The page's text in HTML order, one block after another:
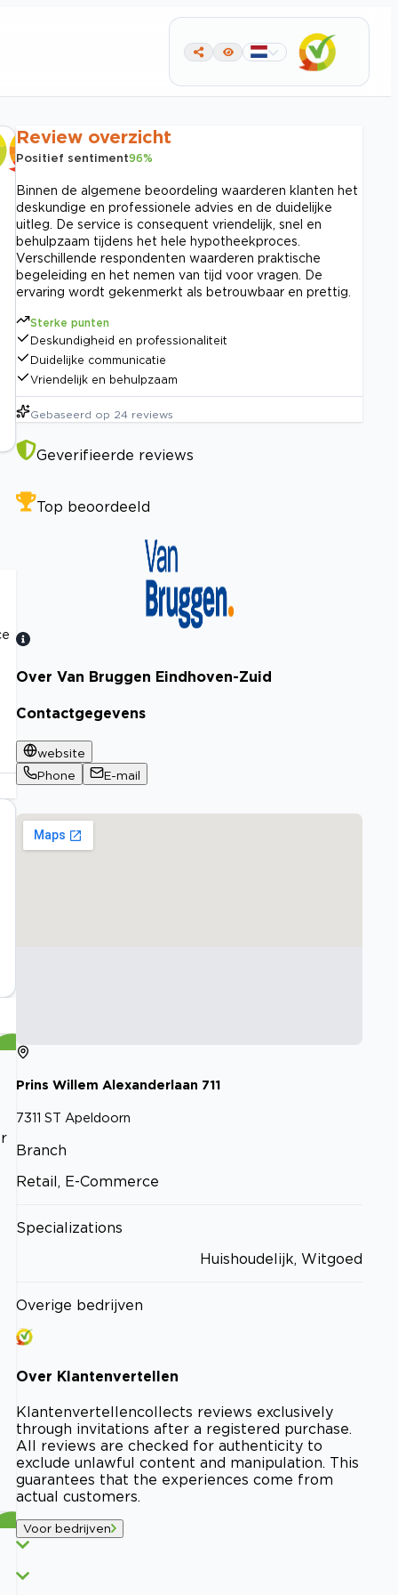
Review overzicht
Positief sentiment96%
Binnen de algemene beoordeling waarderen klanten het
deskundige en professionele advies en de duidelijke
uitleg. De service is consequent vriendelijk, snel en
behulpzaam tijdens het hele hypotheekproces.
Verschillende respondenten waarderen praktische
begeleiding en het nemen van tijd voor vragen. De
ervaring wordt gekenmerkt als betrouwbaar en prettig.
Sterke punten
Deskundigheid en professionaliteit
Duidelijke communicatie
Vriendelijk en behulpzaam
Gebaseerd op 24 reviews
Geverifieerde reviews
Top beoordeeld
Bekijk certificaat
Over Van Bruggen Eindhoven-Zuid
Contactgegevens
website
Phone
E-mail
Prins Willem Alexanderlaan 711
7311 ST Apeldoorn
Branch
Retail, E-Commerce
Specializations
Huishoudelijk, Witgoed
Overige bedrijven
Over Klantenvertellen
Klantenvertellencollects reviews exclusively
through invitations after a registered purchase.
All reviews are checked for authenticity to
exclude unlawful content and manipulation. This
guarantees that the experiences come from
actual customers.
Voor bedrijven